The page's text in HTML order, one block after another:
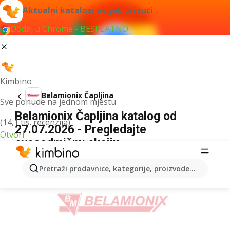
Aktualni katalozi uvijek pri ruci
Dodaj u Chrome - BESPLATNO
Kimbino
Sve ponude na jednom mjestu
(14,1 tis. recenzija)
Otvori
Pretraži prodavnice, kategorije, proizvode...
Belamionix Čapljina
Belamionix Čapljina katalog od
27.07.2026 - Pregledajte
ovosedmičnu akciju